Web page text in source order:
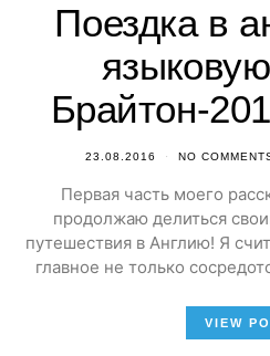
Поездка в
Брайтон-
23.08.2016 NO
Первая часть моего
продолжаю делиться
путешествия в Англию! Я
главное не только
VIEW